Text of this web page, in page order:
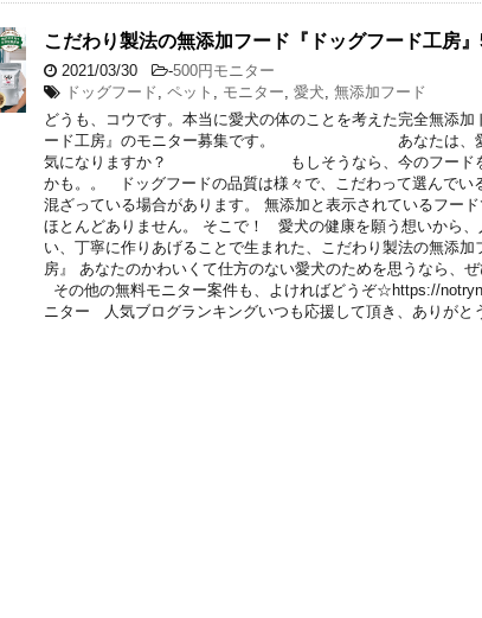
こだわり製法の無添加フード『ドッグフード工房
2021/03/30 -500円モニター
ドッグフード, ペット , モニター, 愛犬, 無添加フード
どうも、コウです。本当に愛犬の体のことを考えた完全無添加
ード工房』のモニター募集です。 あなたは、愛犬
気になりますか？ もしそうなら、今のフードを続
かも。。 ドッグフードの品質は様々で、こだわって選んでい
混ざっている場合があります。 無添加と表示されているフー
ほとんどありません。 そこで！ 愛犬の健康を願う想いから、
い、丁寧に作りあげることで生まれた、こだわり製法の無添加
房』 あなたのかわいくて仕方のない愛犬のためを思うなら、
その他の無料モニター案件も、よければどうぞ☆https://
ニター 人気ブログランキングいつも応援して頂き、ありがと